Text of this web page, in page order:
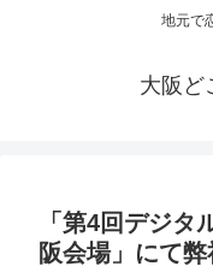
地元で
大阪ど
「第4回デジタ
阪会場」にて